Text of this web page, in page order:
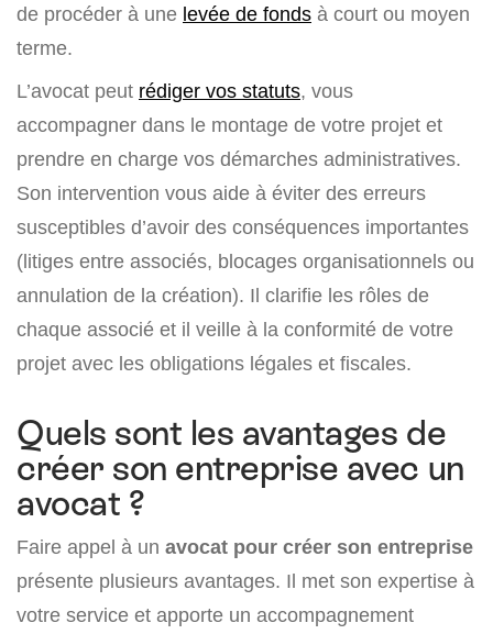
de procéder à une levée de fonds à court ou moyen
terme.
L’avocat peut rédiger vos statuts, vous
accompagner dans le montage de votre projet et
prendre en charge vos démarches administratives.
Son intervention vous aide à éviter des erreurs
susceptibles d’avoir des conséquences importantes
(litiges entre associés, blocages organisationnels ou
annulation de la création). Il clarifie les rôles de
chaque associé et il veille à la conformité de votre
projet avec les obligations légales et fiscales.
Quels sont les avantages de
créer son entreprise avec un
avocat ?
Faire appel à un avocat pour créer son entreprise
présente plusieurs avantages. Il met son expertise à
votre service et apporte un accompagnement